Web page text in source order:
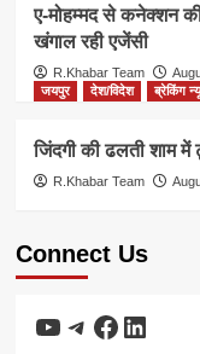
ए-मोहम्मद से कनेक्शन
खंगाल रही एजेंसी
R.Khabar Team
जयपुर
देश/विदेश ब्रेकिंग
जिंदगी की ढलती शाम
R.Khabar Team
Connect Us
YouTube
Telegram
Facebook